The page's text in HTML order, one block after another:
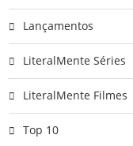
Lançamentos
LiteralMente Séries
LiteralMente Filmes
Top 10